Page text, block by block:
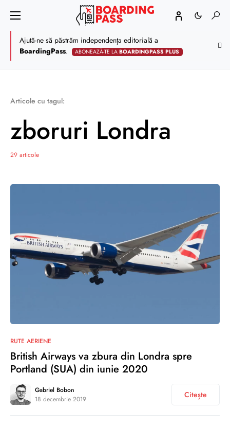
Ajută-ne să păstrăm independența editorială a
BoardingPass. ABONEAZĂ-TE LABOARDINGPASS PLUS
Articole cu tagul:
zboruri Londra
29 articole
RUTE AERIENE
British Airways va zbura din Londra spre
Portland (SUA) din iunie 2020
Gabriel Bobon
18 decembrie 2019
Citește